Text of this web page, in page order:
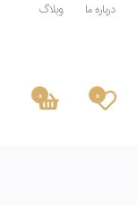
درباره ما وبلاگ
0
0